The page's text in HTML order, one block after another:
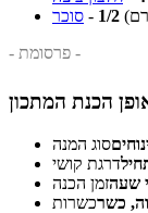
סוכר - 1/2
- פרסומת -
הכנת המתכון
סוג המנה
דרגת קושי
שעהזמן הכנה
כשרכשרות